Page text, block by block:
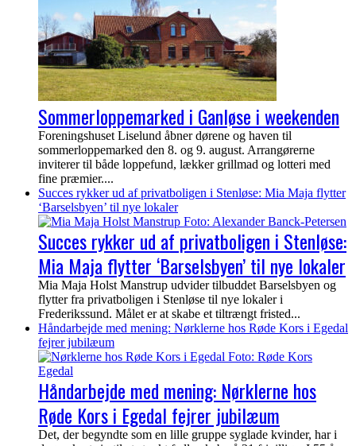
Sommerloppemarked i Ganløse i weekenden
Foreningshuset Liselund åbner dørene og haven til
sommerloppemarked den 8. og 9. august. Arrangørerne
inviterer til både loppefund, lækker grillmad og lotteri med
fine præmier....
Succes rykker ud af privatboligen i Stenløse: Mia Maja flytter
‘Barselsbyen’ til nye lokaler
Succes rykker ud af privatboligen i Stenløse:
Mia Maja flytter ‘Barselsbyen’ til nye lokaler
Mia Maja Holst Manstrup udvider tilbuddet Barselsbyen og
flytter fra privatboligen i Stenløse til nye lokaler i
Frederikssund. Målet er at skabe et tiltrængt fristed...
Håndarbejde med mening: Nørklerne hos Røde Kors i Egedal
fejrer jubilæum
Håndarbejde med mening: Nørklerne hos
Røde Kors i Egedal fejrer jubilæum
Det, der begyndte som en lille gruppe syglade kvinder, har i